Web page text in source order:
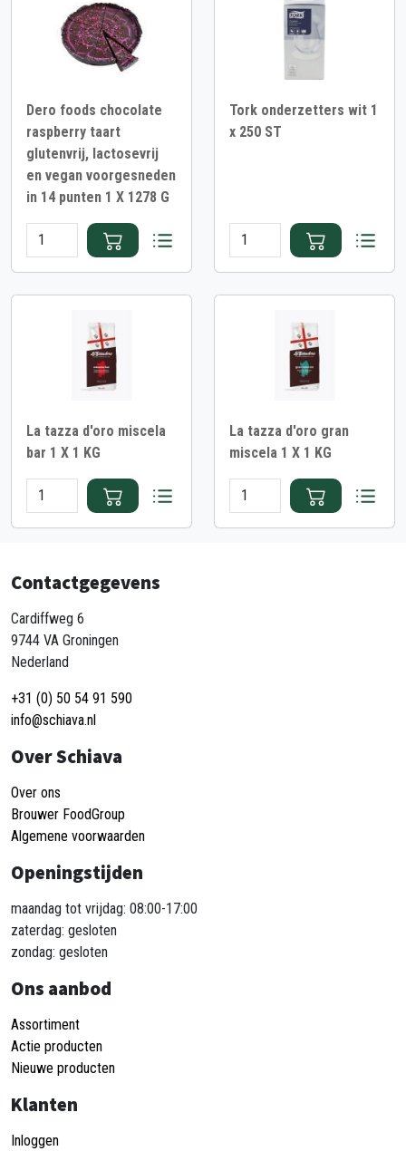
Dero foods chocolate
raspberry taart
glutenvrij, lactosevrij
en vegan voorgesneden
in 14 punten 1 X 1278 G
Tork onderzetters wit 1
x 250 ST
La tazza d'oro miscela
bar 1 X 1 KG
La tazza d'oro gran
miscela 1 X 1 KG
Contactgegevens
Cardiffweg 6
9744 VA Groningen
Nederland
+31 (0) 50 54 91 590
info@schiava.nl
Over Schiava
Over ons
Brouwer FoodGroup
Algemene voorwaarden
Openingstijden
maandag tot vrijdag: 08:00-17:00
zaterdag: gesloten
zondag: gesloten
Ons aanbod
Assortiment
Actie producten
Nieuwe producten
Klanten
Inloggen